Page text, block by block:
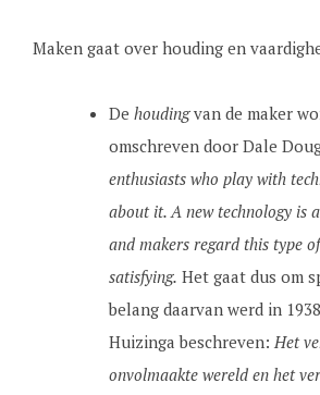
Maken gaat over houding en
De houdingvan de maker
omschreven door Dale
enthusiasts who play with
about it. A new technology is
and makers regard this type
satisfying. Het gaat dus om
belang daarvan werd in
Huizinga beschreven: Het
onvolmaakte wereld en het